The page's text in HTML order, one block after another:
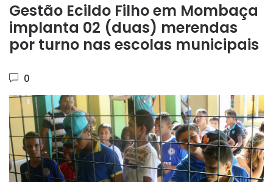
Gestão Ecildo Filho em Mombaça
implanta 02 (duas) merendas
por turno nas escolas municipais
0